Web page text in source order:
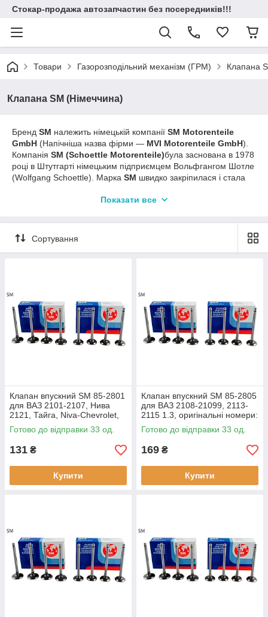
Стокар-продажа автозапчастин без посередників!!!
Товари Газорозподільний механізм (ГРМ) Клапана
Клапана SM (Німеччина)
Бренд SM належить німецькій компанії SM Motorenteile
GmbH (Напічніша назва фірми — MVI Motorenteile GmbH).
Компанія SM (Schoettle Motorenteile)була заснована в 1978
році в Штутгарті німецьким підприємцем Вольфгангом Шотле
(Wolfgang Schoettle). Марка SM швидко закріпилася і стала
КомпаніяSM MotorenteileБезпечно працює на світовому
автомобільному ринку вже понад 30 років. Уся продукція
компанії вирізняється широким асортиментом і високою
Показати все
Сортування
Клапан впускний SM 85-2801
для ВАЗ 2101-2107, Нива
2121, Тайга, Niva-Chevrolet,
оригінальні номери:
Готово до відправки 33 од.
131 ₴
Купити
Клапан впускний SM 85-2805
для ВАЗ 2108-21099, 2113-
2115 1.3, оригінальні номери:
21081-1007010
Готово до відправки 33 од.
169 ₴
Купити